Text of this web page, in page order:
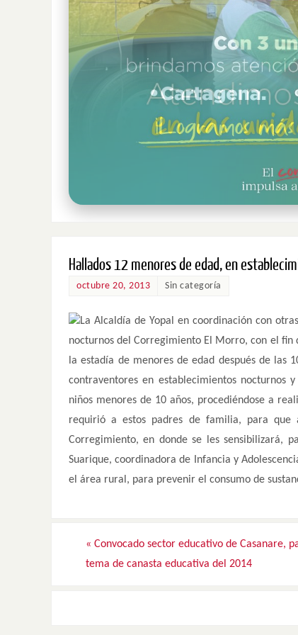
Hallados 12 menores de edad, en
octubre 20, 2013 Sin categoría
La Alcaldía de Yopal en coordinación con
nocturnos del Corregimiento El Morro, con el
la estadía de menores de edad después de las
contraventores en establecimientos nocturnos
niños menores de 10 años, procediéndose a
requirió a estos padres de familia, para
Corregimiento, en donde se les sensibilizará,
Suarique, coordinadora de Infancia y
el área rural, para prevenir el consumo de
« Convocado sector educativo de Casanare,
tema de canasta educativa del 2014